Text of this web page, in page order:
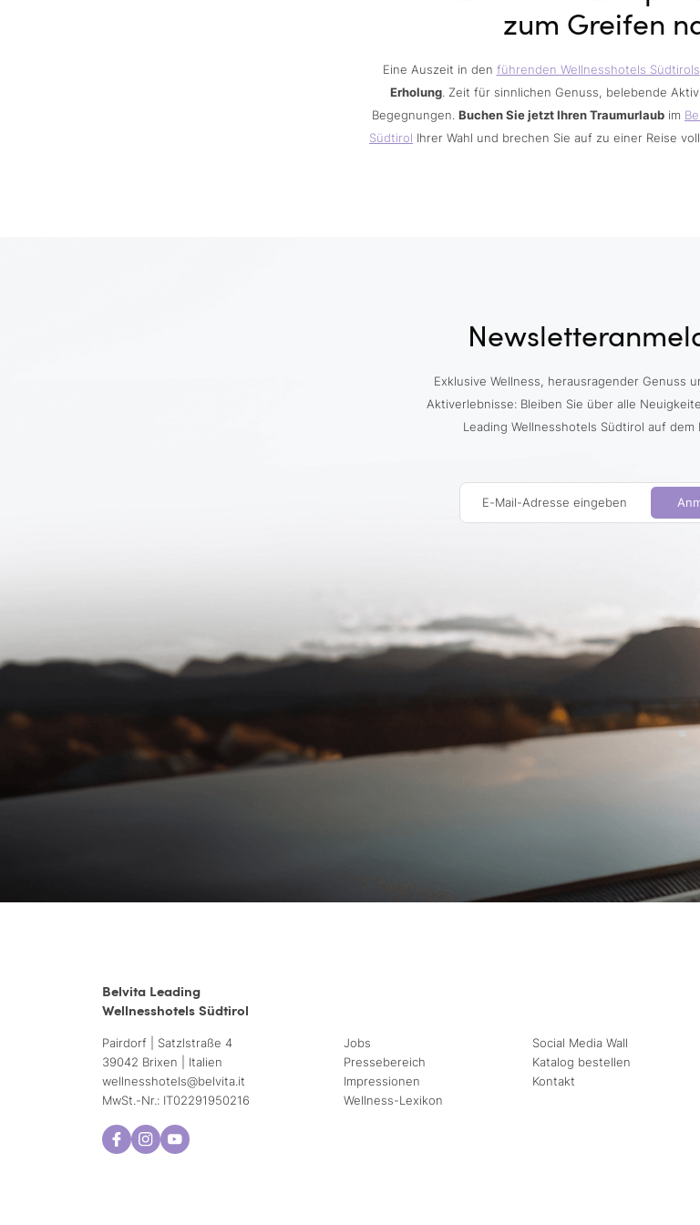
zum Greifen
Eine Auszeit in den führenden Wellnesshotels Südtirols
Erholung. Zeit für sinnlichen Genuss, belebende
Begegnungen. Buchen Sie jetzt Ihren Traumurlaub im
Südtirol Ihrer Wahl und brechen Sie auf zu einer Reise
Exklusive Wellness, herausragender Genuss
Aktiverlebnisse: Bleiben Sie über alle
Leading Wellnesshotels Südtirol auf dem
E-Mail-Adresse eingeben
Belvita Leading
Wellnesshotels Südtirol
Pairdorf | Satzlstraße 4
39042 Brixen | Italien
wellnesshotels@belvita.it
MwSt.-Nr.: IT02291950216
Jobs
Pressebereich
Impressionen
Wellness-Lexikon
Social Media Wall
Katalog bestellen
Kontakt